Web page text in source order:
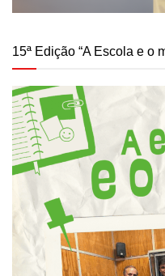
15ª Edição “A Escola e o